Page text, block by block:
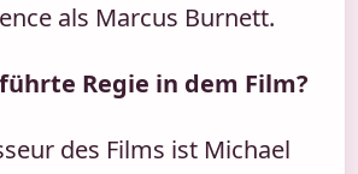
als Marcus Burnett.
Regie in dem Film?
des Films ist Michael